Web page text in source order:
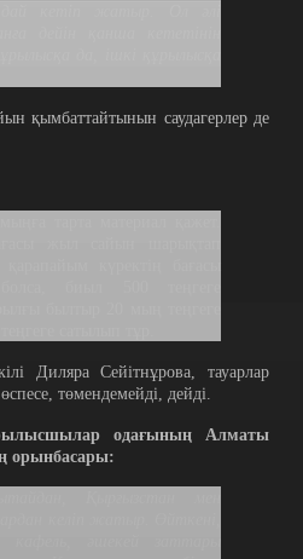
қымбаттайтынын саудагерлер де
Диляра Сейітнұрова, тауарлар
төмендемейді, дейді.
одағының Алматы
орынбасары: